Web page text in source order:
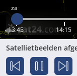
za
13:45 14:15
Satellietbeelden